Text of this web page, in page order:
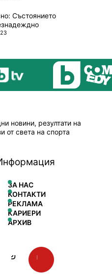
Състоянието
новини, резултати на
от света на спорта
ЗА НАС
КОНТАКТИ
РЕКЛАМА
КАРИЕРИ
АРХИВ